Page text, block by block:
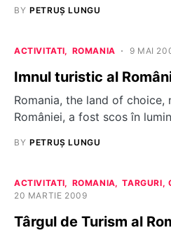
BY PETRUȘ LUNGU
ACTIVITATI ROMANIA 9 MAI
Imnul turistic al
Romania, the land of
României, a fost scos în
BY PETRUȘ LUNGU
ACTIVITATI ROMANIA
TARGURI,
20 MARTIE 2009
Târgul de Turism al